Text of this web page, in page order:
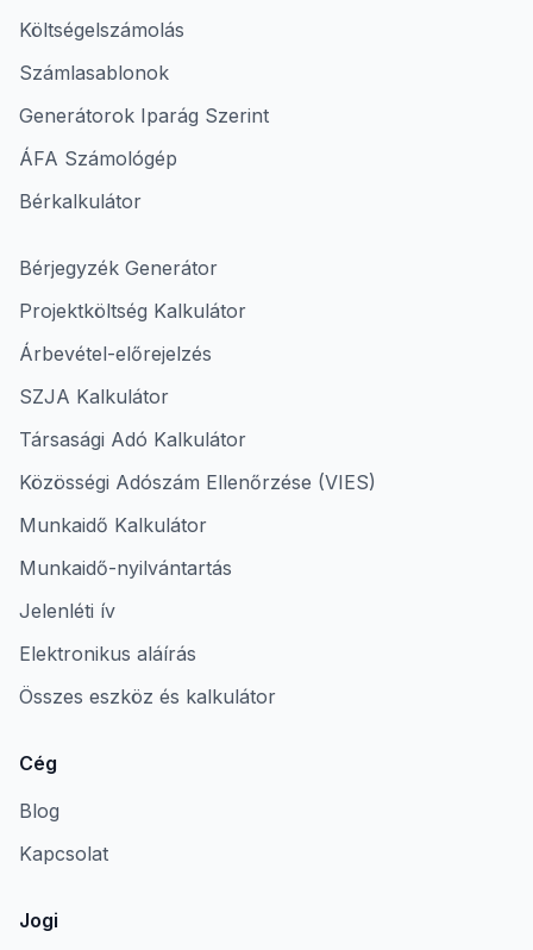
Költségelszámolás
Számlasablonok
Generátorok Iparág Szerint
ÁFA Számológép
Bérkalkulátor
Bérjegyzék Generátor
Projektköltség Kalkulátor
Árbevétel-előrejelzés
SZJA Kalkulátor
Társasági Adó Kalkulátor
Közösségi Adószám Ellenőrzése (VIES)
Munkaidő Kalkulátor
Munkaidő-nyilvántartás
Jelenléti ív
Elektronikus aláírás
Összes eszköz és kalkulátor
Cég
Blog
Kapcsolat
Jogi